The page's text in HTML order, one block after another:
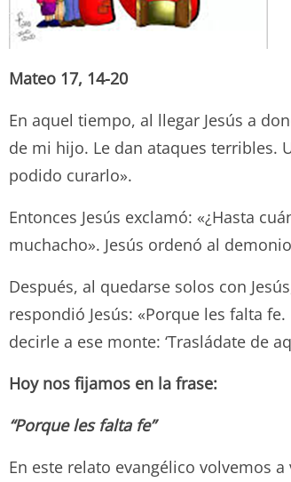
Mateo 17, 14-20
En aquel tiempo, al llegar Jesús a
de mi hijo. Le dan ataques terribles.
podido curarlo».
Entonces Jesús exclamó: «¿Hasta
muchacho». Jesús ordenó al
Después, al quedarse solos con
respondió Jesús: «Porque les falta
decirle a ese monte: ‘Trasládate de
Hoy nos fijamos en la frase:
“Porque les falta fe”
En este relato evangélico volvemos